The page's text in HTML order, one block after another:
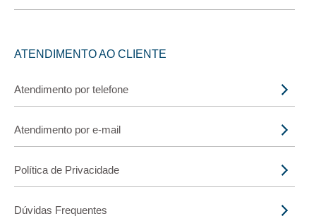
ATENDIMENTO AO CLIENTE
Atendimento por telefone
Atendimento por e-mail
Política de Privacidade
Dúvidas Frequentes